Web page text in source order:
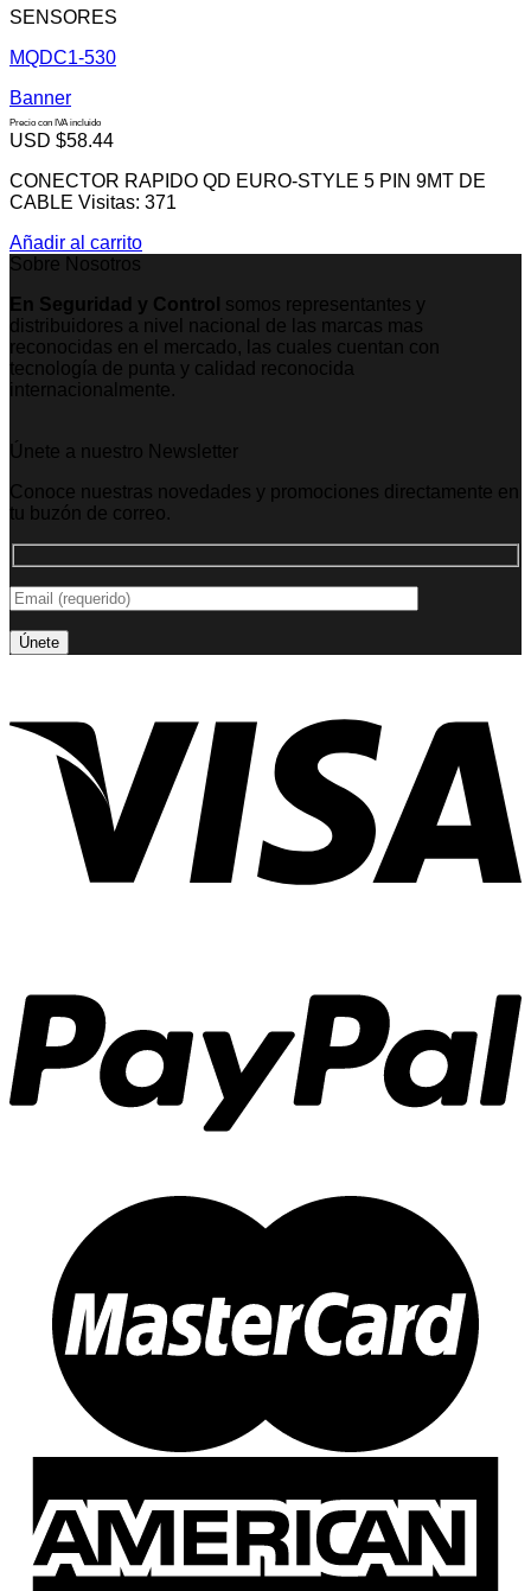
SENSORES
MQDC1-530
Banner
Precio con IVA incluido
USD $58.44
CONECTOR RAPIDO QD EURO-STYLE 5 PIN 9MT DE
CABLE Visitas: 371
Añadir al carrito
Sobre Nosotros
En Seguridad y Control somos representantes y
distribuidores a nivel nacional de las marcas mas
reconocidas en el mercado, las cuales cuentan con
tecnología de punta y calidad reconocida
internacionalmente.
Únete a nuestro Newsletter
Conoce nuestras novedades y promociones directamente en
tu buzón de correo.